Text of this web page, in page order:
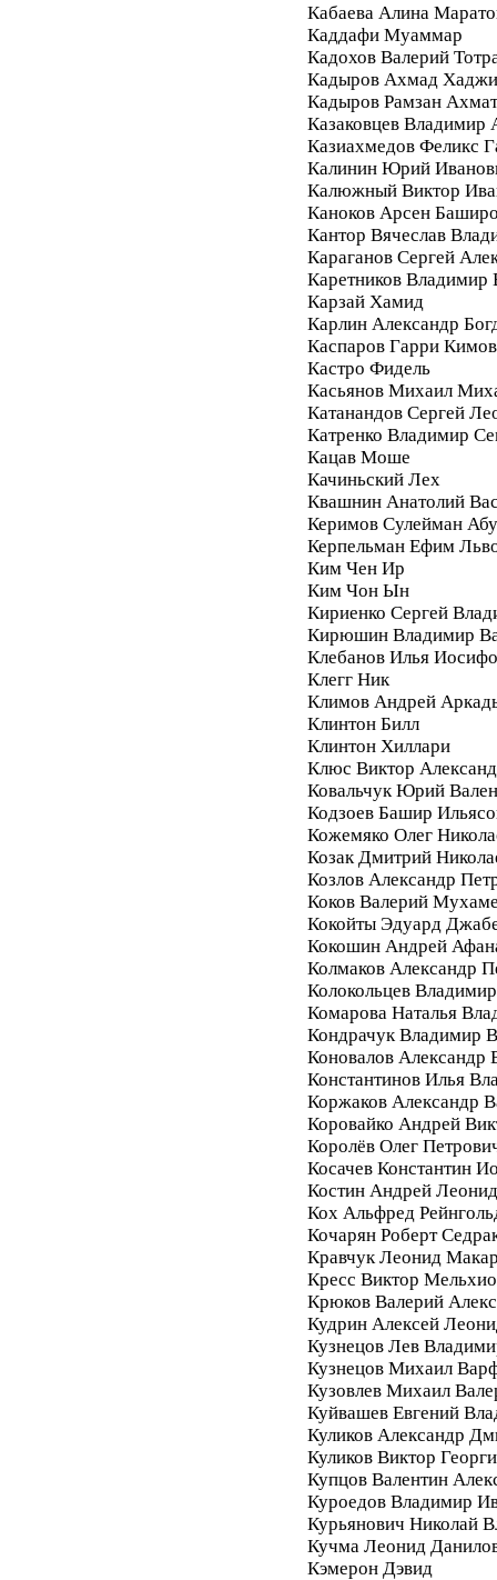
Кабаева Алина
Каддафи Муаммар
Кадохов Валерий
Кадыров Ахмад Хаджи
Кадыров Рамзан
Казаковцев Владимир
Казиахмедов Феликс
Калинин Юрий
Калюжный Виктор
Каноков Арсен
Кантор Вячеслав
Караганов Сергей
Каретников Владимир
Карзай Хамид
Карлин Александр
Каспаров Гарри
Кастро Фидель
Касьянов Михаил
Катанандов Сергей
Катренко Владимир
Кацав Моше
Качиньский Лех
Квашнин Анатолий
Керимов Сулейман
Керпельман Ефим
Ким Чен Ир
Ким Чон Ын
Кириенко Сергей
Кирюшин Владимир
Клебанов Илья
Клегг Ник
Климов Андрей
Клинтон Билл
Клинтон Хиллари
Клюс Виктор
Ковальчук Юрий
Кодзоев Башир
Кожемяко Олег
Козак Дмитрий
Козлов Александр
Коков Валерий
Кокойты Эдуард
Кокошин Андрей
Колмаков Александр
Колокольцев
Комарова Наталья
Кондрачук Владимир
Коновалов Александр
Константинов Илья
Коржаков Александр
Коровайко Андрей
Королёв Олег
Косачев Константин
Костин Андрей
Кох Альфред
Кочарян Роберт
Кравчук Леонид
Кресс Виктор
Крюков Валерий
Кудрин Алексей
Кузнецов Лев
Кузнецов Михаил
Кузовлев Михаил
Куйвашев Евгений
Куликов Александр
Куликов Виктор
Купцов Валентин
Куроедов Владимир
Курьянович Николай
Кучма Леонид
Кэмерон Дэвид